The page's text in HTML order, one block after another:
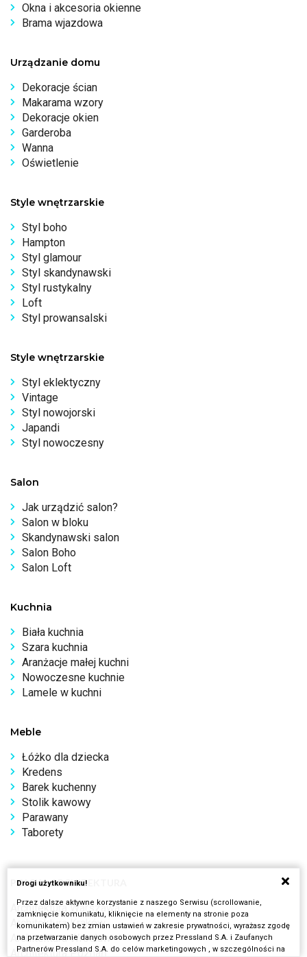
Okna i akcesoria okienne
Brama wjazdowa
Urządzanie domu
Dekoracje ścian
Makarama wzory
Dekoracje okien
Garderoba
Wanna
Oświetlenie
Style wnętrzarskie
Styl boho
Hampton
Styl glamour
Styl skandynawski
Styl rustykalny
Loft
Styl prowansalski
Style wnętrzarskie
Styl eklektyczny
Vintage
Styl nowojorski
Japandi
Styl nowoczesny
Salon
Jak urządzić salon?
Salon w bloku
Skandynawski salon
Salon Boho
Salon Loft
Kuchnia
Biała kuchnia
Szara kuchnia
Aranżacje małej kuchni
Nowoczesne kuchnie
Lamele w kuchni
Meble
Łóżko dla dziecka
Kredens
Barek kuchenny
Stolik kawowy
Parawany
Taborety
POLSKA ARCHITEKTURA
Architektura Warszawa
Architektura Kraków
Architektura Wrocław
Architektura Poznań
Drogi użytkowniku!
Przez dalsze aktywne korzystanie z naszego Serwisu (scrollowanie,
zamknięcie komunikatu, kliknięcie na elementy na stronie poza
komunikatem) bez zmian ustawień w zakresie prywatności, wyrażasz zgodę
na przetwarzanie danych osobowych przez Pressland S.A. i Zaufanych
Partnerów Pressland S.A. do celów marketingowych , w szczególności na